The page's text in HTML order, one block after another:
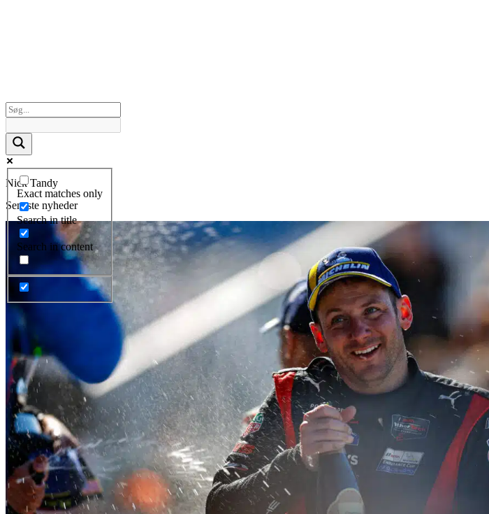
Exact matches only
Search in title
Search in content
Nick Tandy
Seneste nyheder